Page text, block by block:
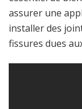
assurer une
installer des
fissures dues